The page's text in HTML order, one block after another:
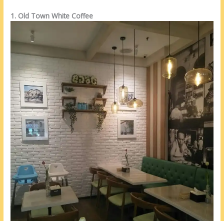
1. Old Town White Coffee